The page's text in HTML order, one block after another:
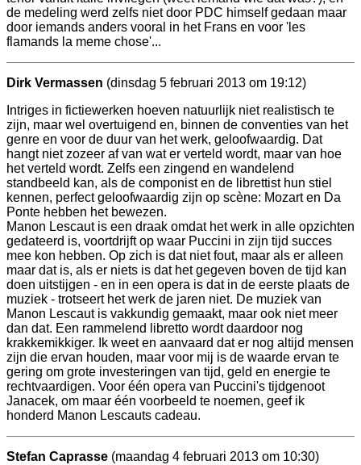
de medeling werd zelfs niet door PDC himself gedaan maar
door iemands anders vooral in het Frans en voor 'les
flamands la meme chose'...
Dirk Vermassen (dinsdag 5 februari 2013 om 19:12)
Intriges in fictiewerken hoeven natuurlijk niet realistisch te
zijn, maar wel overtuigend en, binnen de conventies van het
genre en voor de duur van het werk, geloofwaardig. Dat
hangt niet zozeer af van wat er verteld wordt, maar van hoe
het verteld wordt. Zelfs een zingend en wandelend
standbeeld kan, als de componist en de librettist hun stiel
kennen, perfect geloofwaardig zijn op scène: Mozart en Da
Ponte hebben het bewezen.
Manon Lescaut is een draak omdat het werk in alle opzichten
gedateerd is, voortdrijft op waar Puccini in zijn tijd succes
mee kon hebben. Op zich is dat niet fout, maar als er alleen
maar dat is, als er niets is dat het gegeven boven de tijd kan
doen uitstijgen - en in een opera is dat in de eerste plaats de
muziek - trotseert het werk de jaren niet. De muziek van
Manon Lescaut is vakkundig gemaakt, maar ook niet meer
dan dat. Een rammelend libretto wordt daardoor nog
krakkemikkiger. Ik weet en aanvaard dat er nog altijd mensen
zijn die ervan houden, maar voor mij is de waarde ervan te
gering om grote investeringen van tijd, geld en energie te
rechtvaardigen. Voor één opera van Puccini's tijdgenoot
Janacek, om maar één voorbeeld te noemen, geef ik
honderd Manon Lescauts cadeau.
Stefan Caprasse (maandag 4 februari 2013 om 10:30)